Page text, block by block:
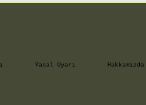
Yasal Uyarı Hakkımızda